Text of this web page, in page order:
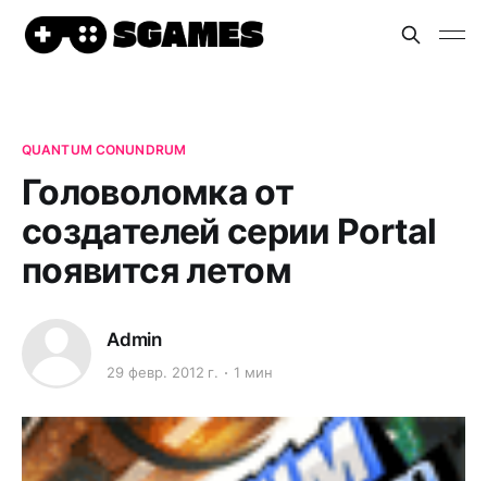
QUANTUM CONUNDRUM
Головоломка от
создателей серии Portal
появится летом
Admin
29 февр. 2012 г. 1 мин